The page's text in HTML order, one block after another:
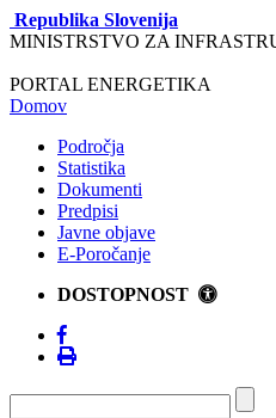
Republika Slovenija
MINISTRSTVO ZA
PORTAL ENERGETIKA
Domov
Področja
Statistika
Dokumenti
Predpisi
Javne objave
E-Poročanje
DOSTOPNOST